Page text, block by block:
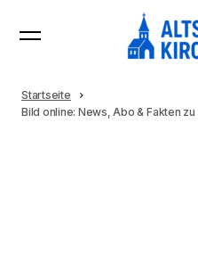
Startseite
Bild online: News, Abo & Fakten